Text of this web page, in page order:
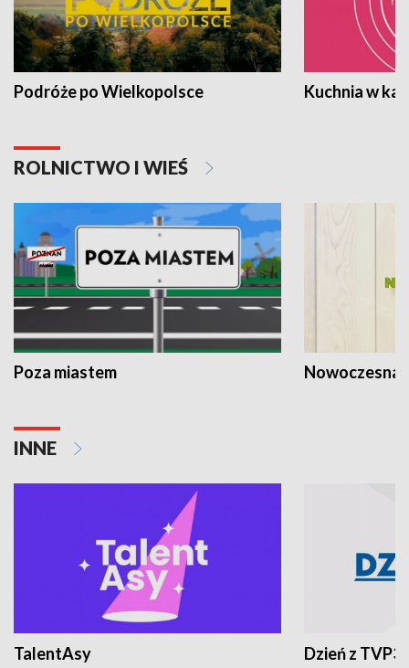
Podróże po Wielkopolsce Kuchnia w
ROLNICTWO I WIEŚ
Poza miastem Nowoczesna
INNE
TalentAsy Dzień z TVP3